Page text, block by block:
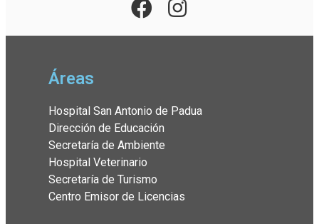
Áreas
Hospital San Antonio de Padua
Dirección de Educación
Secretaría de Ambiente
Hospital Veterinario
Secretaría de Turismo
Centro Emisor de Licencias